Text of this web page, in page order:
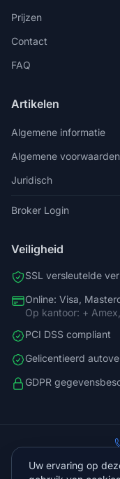
Prijzen
Contact
FAQ
Artikelen
Algemene informatie
Algemene voorwaarden
Juridisch
Broker Login
Veiligheid
SSL versleutelde
Online: Visa,
Op kantoor: +
PCI DSS compliant
Gelicentieerd
GDPR
Uw ervaring op